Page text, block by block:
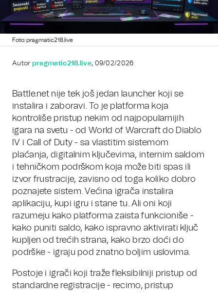
Foto: pragmatic218.live
Autor pragmatic218.live, 09/02/2026
Battle.net nije tek još jedan launcher koji se
instalira i zaboravi. To je platforma koja
kontroliše pristup nekim od najpopularnijih
igara na svetu - od World of Warcraft do Diablo
IV i Call of Duty - sa vlastitim sistemom
plaćanja, digitalnim ključevima, internim saldom
i tehničkom podrškom koja može biti spas ili
izvor frustracije, zavisno od toga koliko dobro
poznajete sistem. Većina igrača instalira
aplikaciju, kupi igru i stane tu. Ali oni koji
razumeju kako platforma zaista funkcioniše -
kako puniti saldo, kako ispravno aktivirati ključ
kupljen od trećih strana, kako brzo doći do
podrške - igraju pod znatno boljim uslovima.
Postoje i igrači koji traže fleksibilniji pristup od
standardne registracije - recimo, pristup